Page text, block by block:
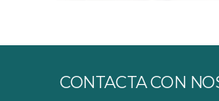
CONTACTA CON